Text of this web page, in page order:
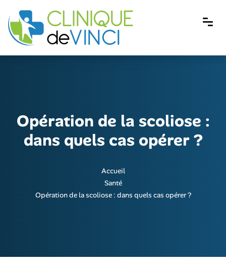
Opération de la scoliose :
dans quels cas opérer ?
Accueil
Santé
Opération de la scoliose : dans quels cas opérer ?